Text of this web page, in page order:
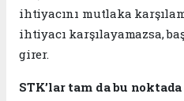
ihtiyacını mutlaka
ihtiyacı karşılayamazsa,
girer.
STK’lar tam da bu